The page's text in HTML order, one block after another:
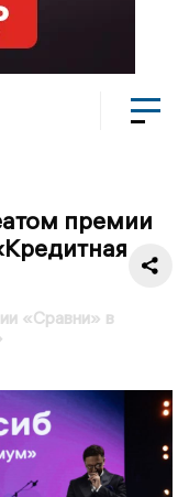
премии
«Сравни» в